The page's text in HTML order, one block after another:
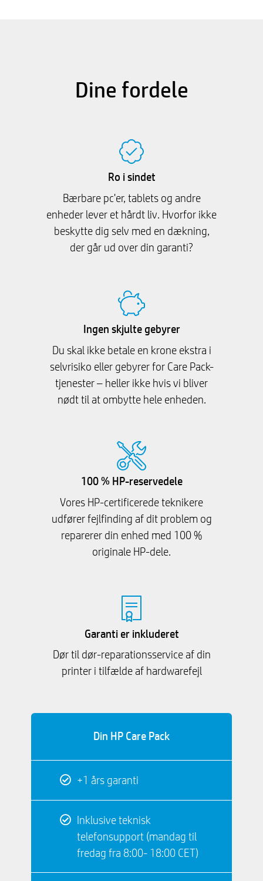
Dine fordele
Ro i sindet
Bærbare pc'er, tablets og andre
enheder lever et hårdt liv. Hvorfor ikke
beskytte dig selv med en dækning,
der går ud over din garanti?
Ingen skjulte gebyrer
Du skal ikke betale en krone ekstra i
selvrisiko eller gebyrer for Care Pack-
tjenester – heller ikke hvis vi bliver
nødt til at ombytte hele enheden.
100 % HP-reservedele
Vores HP-certificerede teknikere
udfører fejlfinding af dit problem og
reparerer din enhed med 100 %
originale HP-dele.
Garanti er inkluderet
Dør til dør-reparationsservice af din
printer i tilfælde af hardwarefejl
Din HP Care Pack
+1 års garanti
Inklusive teknisk
telefonsupport (mandag til
fredag ​​fra 8:00- 18:00 CET)